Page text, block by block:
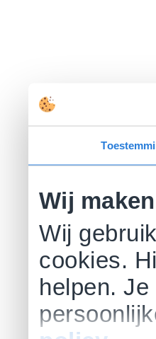
Wij
Wij
cookies.
helpen.